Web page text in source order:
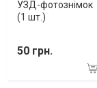
УЗД-фотознімок
(1 шт.)
50 грн.